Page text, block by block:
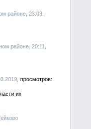
районе, 23:03,
районе, 20:11,
их